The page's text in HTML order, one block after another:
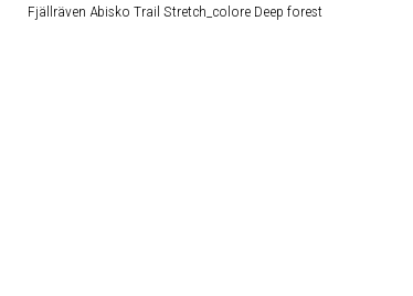
Fjällräven Abisko Trail Stretch_colore Deep forest